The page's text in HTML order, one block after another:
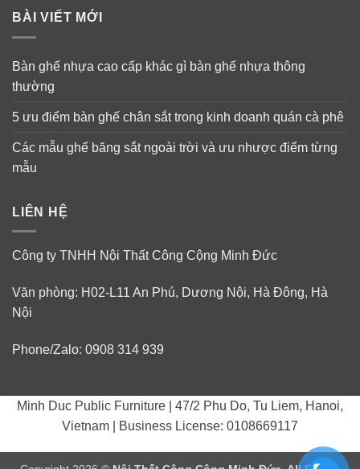
BÀI VIẾT MỚI
Bàn ghế nhựa cao cấp khác gì bàn ghế nhựa thông
thường
5 ưu điểm bàn ghế chân sắt trong kinh doanh quán cà phê
Các mẫu ghế băng sắt ngoài trời và ưu nhược điểm từng
mẫu
LIÊN HỆ
Công ty TNHH Nội Thất Công Cộng Minh Đức
Văn phòng: H02-L11 An Phú, Dương Nội, Hà Đông, Hà
Nội
Phone/Zalo: 0908 314 939
Minh Duc Public Furniture | 47/2 Phu Do, Tu Liem, Hanoi,
Vietnam | Business License: 0108669117